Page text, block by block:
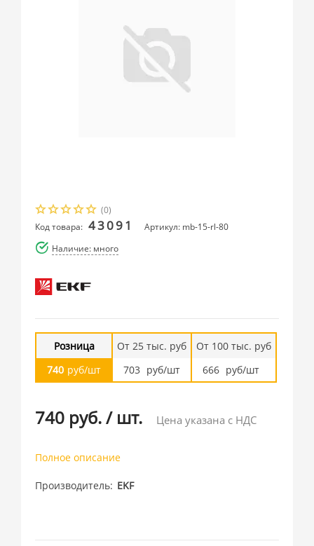
(0)
Код товара: 43091
Артикул: mb-15-rl-80
Наличие: много
Розница
740 руб/шт
От 25 тыс. руб
703 руб/шт
От 100 тыс. руб
666 руб/шт
740 руб./ шт. Цена указана с НДС
Полное описание
Производитель EKF